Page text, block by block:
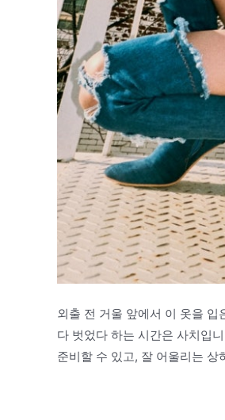
외출 전 거울 앞에서 이 옷을
다 벗었다 하는 시간은 사치입
준비할 수 있고, 잘 어울리는